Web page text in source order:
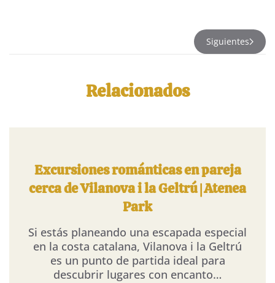
Siguientes
Relacionados
Excursiones románticas en pareja
cerca de Vilanova i la Geltrú | Atenea
Park
Si estás planeando una escapada especial
en la costa catalana, Vilanova i la Geltrú
es un punto de partida ideal para
descubrir lugares con encanto…